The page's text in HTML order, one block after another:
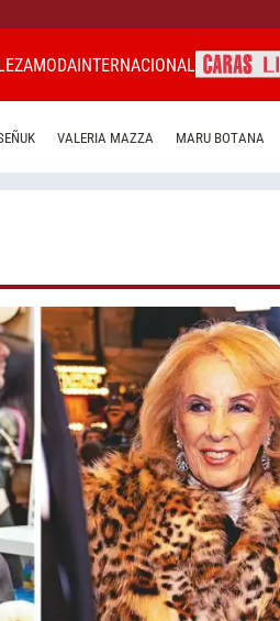
MODAINTERNACIONAL
VALERIA MAZZA MARU BOTANA